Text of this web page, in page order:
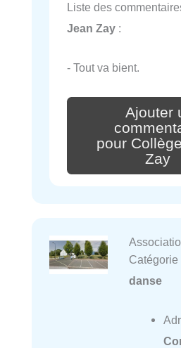
Liste des
Jean Zay :
- Tout va bient.
Ajouter
pour
Zay
Catégorie
danse